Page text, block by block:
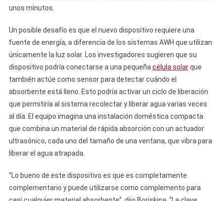
unos minutos.
Un posible desafío es que el nuevo dispositivo requiere una
fuente de energía, a diferencia de los sistemas AWH que utilizan
únicamente la luz solar. Los investigadores sugieren que su
dispositivo podría conectarse a una pequeña célula solarque
también actúe como sensor para detectar cuándo el
absorbente está lleno. Esto podría activar un ciclo de liberación
que permitiría al sistema recolectar y liberar agua varias veces
al día. El equipo imagina una instalación doméstica compacta
que combina un material de rápida absorción con un actuador
ultrasónico, cada uno del tamaño de una ventana, que vibra para
liberar el agua atrapada.
“Lo bueno de este dispositivo es que es completamente
complementario y puede utilizarse como complemento para